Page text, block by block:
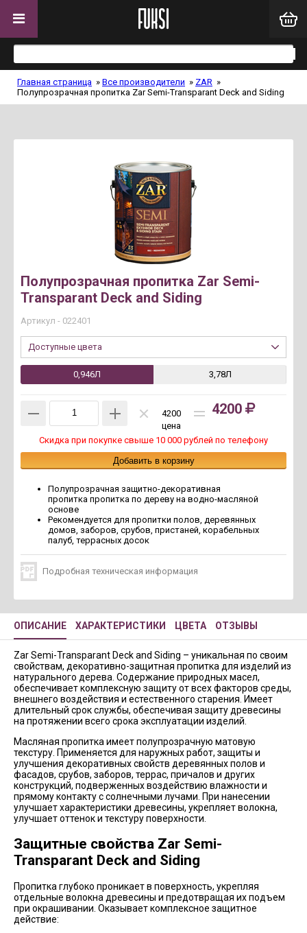
Главная страница » Все производители » ZAR »
Полупрозрачная пропитка Zar Semi-Transparant Deck and Siding
Полупрозрачная пропитка Zar Semi-
Transparant Deck and Siding
Артикул - 022401
Доступные цвета
0,946Л 3,78Л
4200
цена
4200
Скидка при покупке свыше 10 000 рублей по телефону
Полупрозрачная защитно-декоративная
пропитка пропитка по дереву на водно-масляной
основе
Рекомендуется для пропитки полов, деревянных
домов, заборов, срубов, пристаней, корабельных
палуб, террасных досок
Подробная техническая информация
ОПИСАНИЕ ХАРАКТЕРИСТИКИ ЦВЕТА ОТЗЫВЫ
Zar Semi-Transparant Deck and Siding – уникальная по своим
свойствам, декоративно-защитная пропитка для изделий из
натурального дерева. Содержание природных масел,
обеспечивает комплексную защиту от всех факторов среды,
внешнего воздействия и естественного старения. Имеет
длительный срок службы, обеспечивая защиту древесины
на протяжении всего срока эксплуатации изделий.
Масляная пропитка имеет полупрозрачную матовую
текстуру. Применяется для наружных работ, защиты и
улучшения декоративных свойств деревянных полов и
фасадов, срубов, заборов, террас, причалов и других
конструкций, подверженных воздействию влажности и
прямому контакту с солнечными лучами. При нанесении
улучшает характеристики древесины, укрепляет волокна,
улучшает оттенок и текстуру поверхности.
Защитные свойства Zar Semi-
Transparant Deck and Siding
Пропитка глубоко проникает в поверхность, укрепляя
отдельные волокна древесины и предотвращая их подъем
при окрашивании. Оказывает комплексное защитное
действие: